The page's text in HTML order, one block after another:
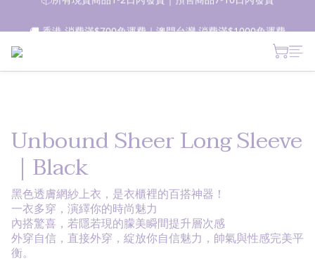
🚚 香港 消費滿$700免運費｜澳門台灣 消費滿$1000免運費
新朋友登記會員即獲$50購物金✨ 點擊了解更多詳情🔎
Unbound Sheer Long Sleeve
｜Black
黑色透膚網紗上衣，是衣櫃裡的百搭神器！
一衣多穿，演繹你的時尚魅力
內搭驚喜，若隱若現的朦美瞬間提升層次感
外穿自信，直接外穿，綻放你自信魅力，帥氣與性感完美平
衡。